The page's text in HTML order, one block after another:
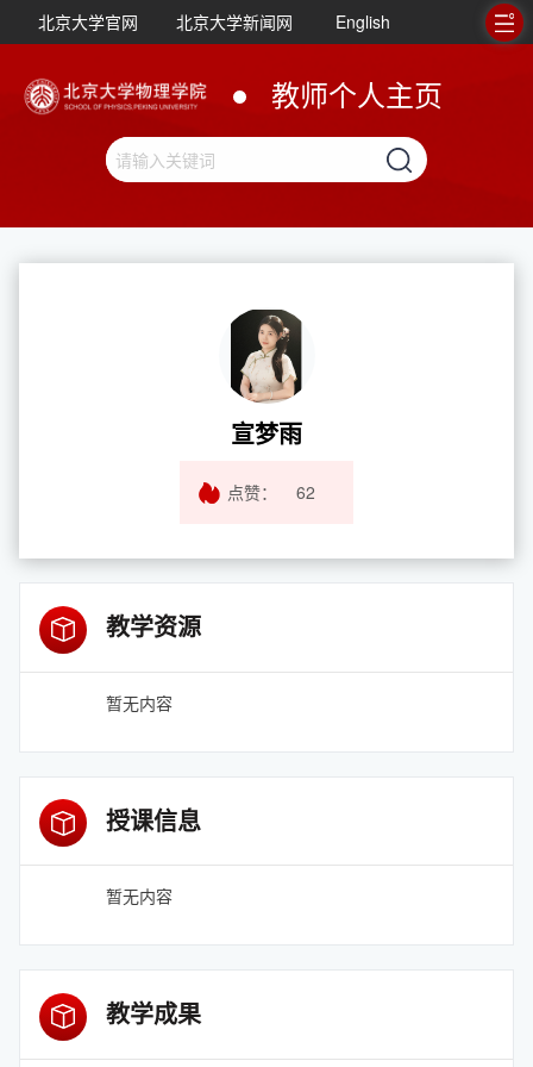
北京大学官网 北京大学新闻网 English
教师个人主页
宣梦雨
点赞： 62
教学资源
暂无内容
授课信息
暂无内容
教学成果